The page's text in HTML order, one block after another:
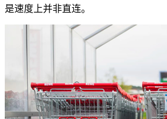
是速度上并非直连。